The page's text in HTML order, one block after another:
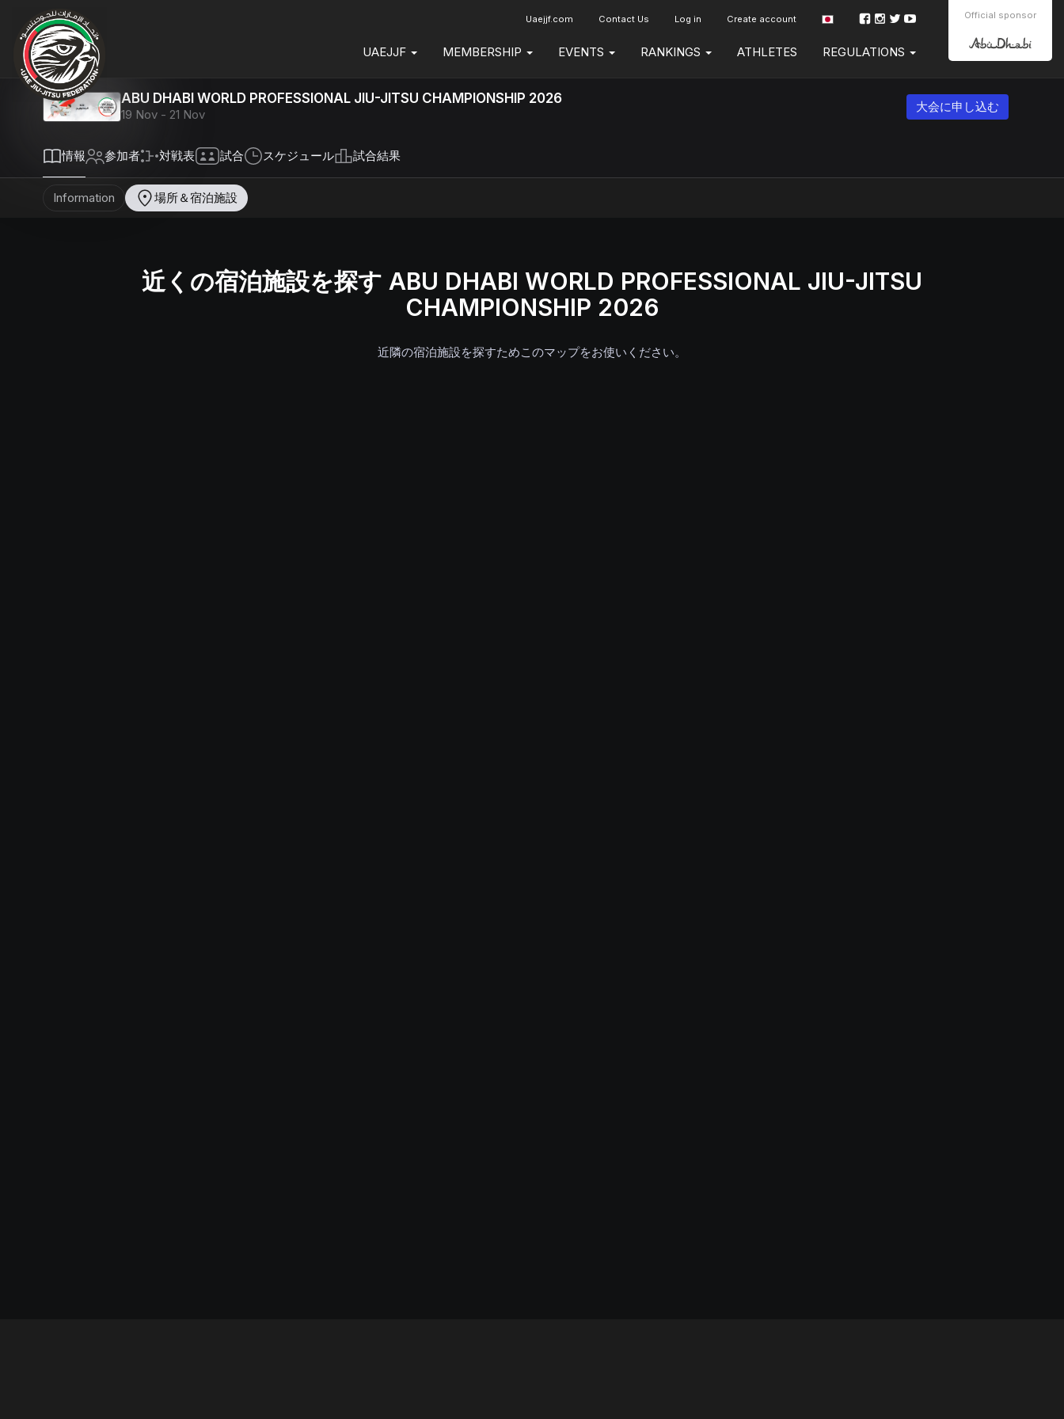
Official sponsor
Uaejjf.com Contact Us Log in Create account
UAEJJF MEMBERSHIP EVENTS RANKINGS ATHLETES REGULATIONS
ABU DHABI WORLD PROFESSIONAL JIU-JITSU CHAMPIONSHIP 2026
19 Nov - 21 Nov
大会に申し込む
情報 参加者 対戦表 試合 スケジュール 試合結果
Information 場所＆宿泊施設
近くの宿泊施設を探す ABU DHABI WORLD PROFESSIONAL JIU-JITSU
CHAMPIONSHIP 2026
近隣の宿泊施設を探すためこのマップをお使いください。